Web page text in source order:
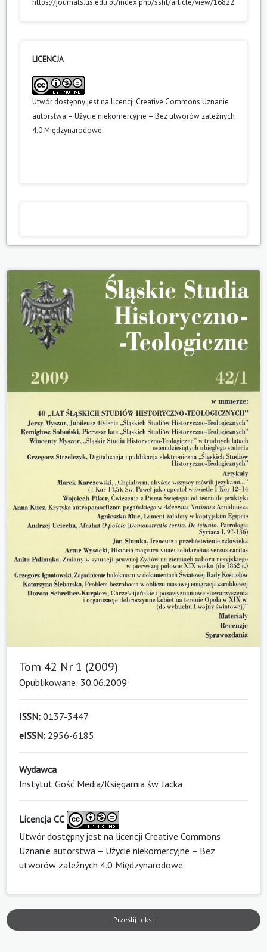
https://journals.us.edu.pl/index.php/ssht/article/view/16822
LICENCJA
Utwór dostępny jest na licencji Creative Commons Uznanie
autorstwa – Użycie niekomercyjne – Bez utworów zależnych
4.0 Międzynarodowe.
Tom 42 Nr 1 (2009)
Opublikowane: 30.06.2009
ISSN: 0137-3447
eISSN: 2956-6185
Wydawca
Instytut Gość Media/Księgarnia św. Jacka
Licencja CC
Utwór dostępny jest na licencji Creative Commons
Uznanie autorstwa – Użycie niekomercyjne – Bez
utworów zależnych 4.0 Międzynarodowe.
Prześlij tekst